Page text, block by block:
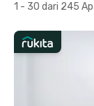
1 - 30 dari 245